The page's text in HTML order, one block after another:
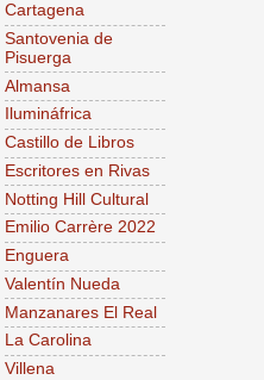
Cartagena
Santovenia de
Pisuerga
Almansa
Ilumináfrica
Castillo de Libros
Escritores en Rivas
Notting Hill Cultural
Emilio Carrère 2022
Enguera
Valentín Nueda
Manzanares El Real
La Carolina
Villena